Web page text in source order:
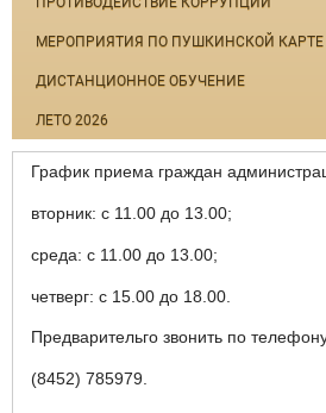
МЕРОПРИЯТИЯ ПО ПУШКИНСКОЙ КАРТЕ
ДИСТАНЦИОННОЕ ОБУЧЕНИЕ
ЛЕТО 2026
График приема граждан
вторник: с 11.00 до 13.00;
среда: с 11.00 до 13.00;
четверг: с 15.00 до 18.00.
Предварительго звонить по
(8452) 785979.